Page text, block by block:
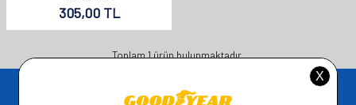
305,00TL
Toplam1ürün bulunmaktadır.